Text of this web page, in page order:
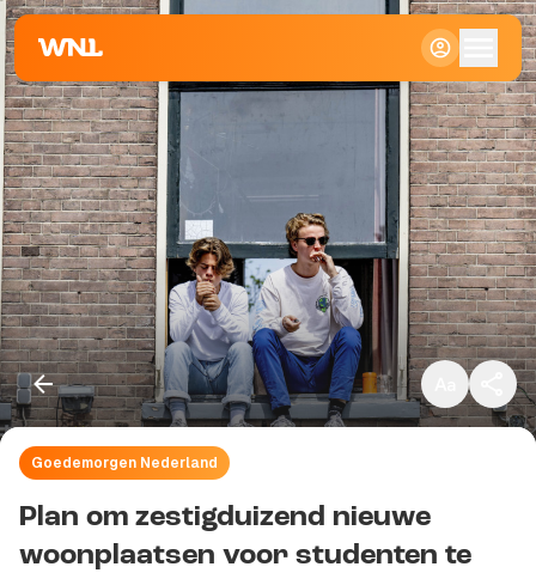
Klein
Standaard
Groot
Goedemorgen Nederland
Plan om zestigduizend nieuwe
woonplaatsen voor studenten te